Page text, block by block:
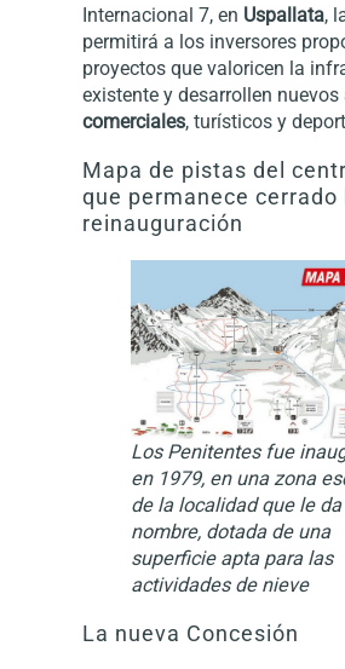
Internacional 7, en Uspallata,
permitirá a los inversores
proyectos que valoricen la
existente y desarrollen nuevos
comerciales, turísticos y
Mapa de pistas del
que permanece cerrado
reinauguración
Los Penitentes fue
en 1979, en una zona
de la localidad que le
nombre, dotada de una
superficie apta para las
actividades de nieve
La nueva Concesión